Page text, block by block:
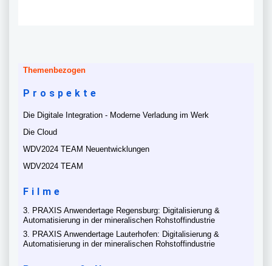
Themenbezogen
Prospekte
Die Digitale Integration - Moderne Verladung im Werk
Die Cloud
WDV2024 TEAM Neuentwicklungen
WDV2024 TEAM
Filme
3. PRAXIS Anwendertage Regensburg: Digitalisierung &
Automatisierung in der mineralischen Rohstoffindustrie
3. PRAXIS Anwendertage Lauterhofen: Digitalisierung &
Automatisierung in der mineralischen Rohstoffindustrie